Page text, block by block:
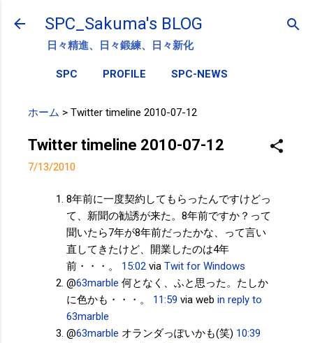
スキップしてメイン コンテンツに移動
SPC_Sakuma's BLOG
日々精進、日々鍛練、日々新化
SPC PROFILE SPC-NEWS
ホーム > Twitter timeline 2010-07-12
Twitter timeline 2010-07-12
7/13/2010
8年前に一度契約してもらったんですけどっ
て、新聞の勧誘が来た。8年前ですか？って
聞いたら7年が8年前だったかな、って言い
直してきたけど、開業したのは4年
前・・・。
15:02 via Twit for Windows
@63marble 何となく、ふと思った。たしか
に色かも・・・。
11:59 via web in reply to
63marble
@63marble オランダっぽいかも(笑) 10:39